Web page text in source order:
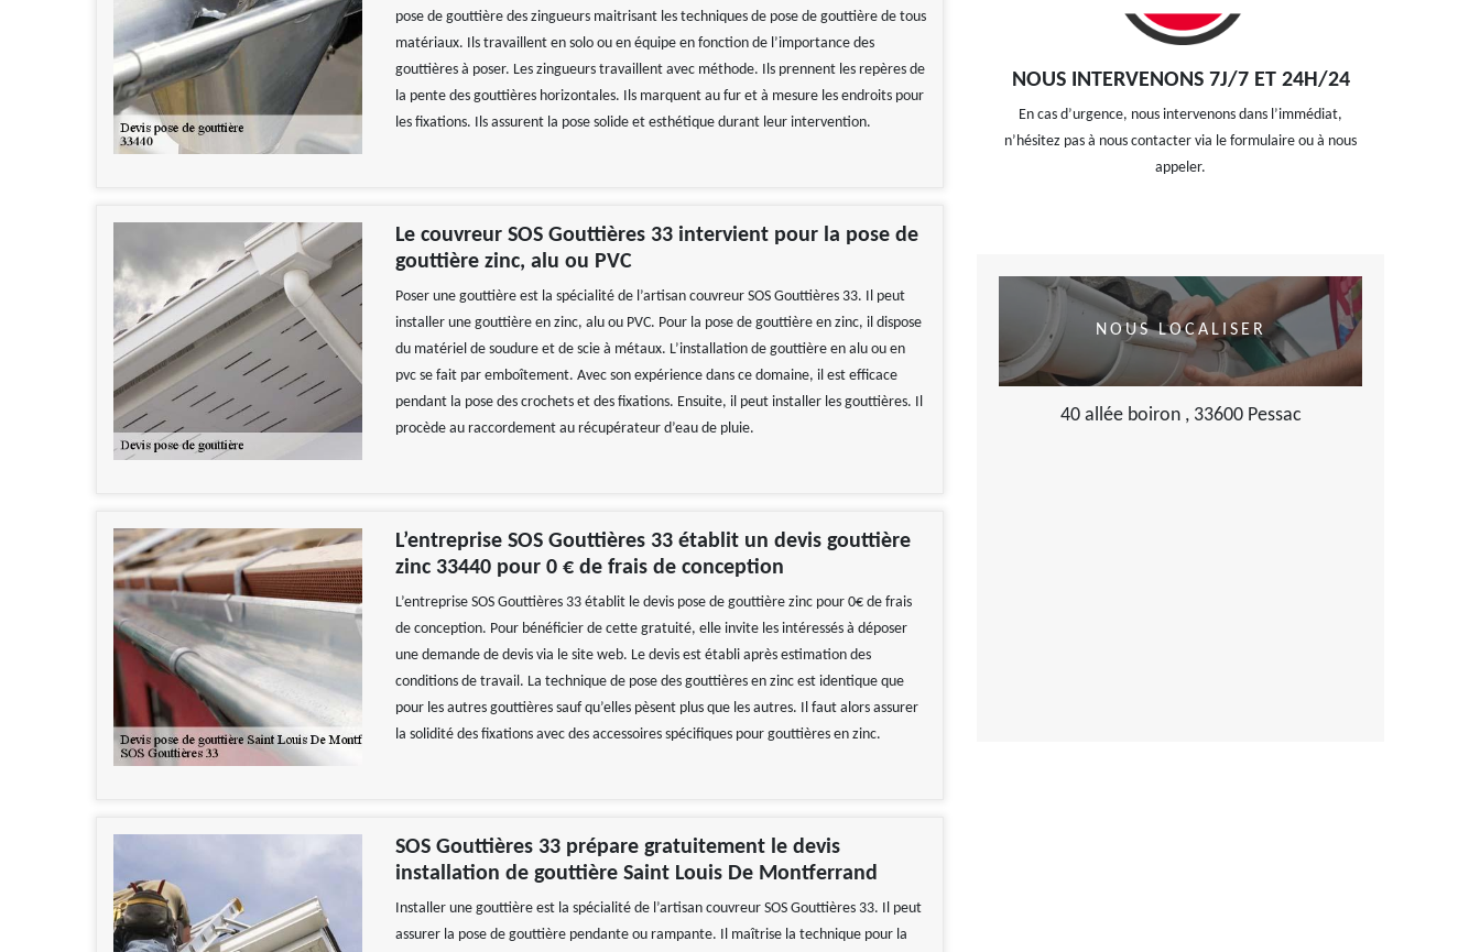
pose de gouttière des zingueurs maitrisant les techniques de pose de gouttière de tous
matériaux. Ils travaillent en solo ou en équipe en fonction de l’importance des
gouttières à poser. Les zingueurs travaillent avec méthode. Ils prennent les repères de
la pente des gouttières horizontales. Ils marquent au fur et à mesure les endroits pour
les fixations. Ils assurent la pose solide et esthétique durant leur intervention.
Le couvreur SOS Gouttières 33 intervient pour la pose de
gouttière zinc, alu ou PVC
Poser une gouttière est la spécialité de l’artisan couvreur SOS Gouttières 33. Il peut
installer une gouttière en zinc, alu ou PVC. Pour la pose de gouttière en zinc, il dispose
du matériel de soudure et de scie à métaux. L’installation de gouttière en alu ou en
pvc se fait par emboîtement. Avec son expérience dans ce domaine, il est efficace
pendant la pose des crochets et des fixations. Ensuite, il peut installer les gouttières. Il
procède au raccordement au récupérateur d’eau de pluie.
L’entreprise SOS Gouttières 33 établit un devis gouttière
zinc 33440 pour 0 € de frais de conception
L’entreprise SOS Gouttières 33 établit le devis pose de gouttière zinc pour 0€ de frais
de conception. Pour bénéficier de cette gratuité, elle invite les intéressés à déposer
une demande de devis via le site web. Le devis est établi après estimation des
conditions de travail. La technique de pose des gouttières en zinc est identique que
pour les autres gouttières sauf qu’elles pèsent plus que les autres. Il faut alors assurer
la solidité des fixations avec des accessoires spécifiques pour gouttières en zinc.
SOS Gouttières 33 prépare gratuitement le devis
installation de gouttière Saint Louis De Montferrand
Installer une gouttière est la spécialité de l’artisan couvreur SOS Gouttières 33. Il peut
assurer la pose de gouttière pendante ou rampante. Il maîtrise la technique pour la
NOUS INTERVENONS 7J/7 ET 24H/24
En cas d’urgence, nous intervenons dans l’immédiat,
n’hésitez pas à nous contacter via le formulaire ou à nous
appeler.
NOUS LOCALISER
40 allée boiron , 33600 Pessac